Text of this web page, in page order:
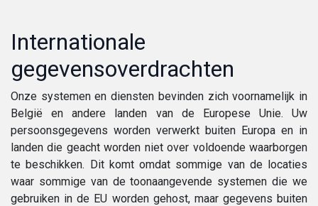
Internationale
gegevensoverdrachten
Onze systemen en diensten bevinden zich voornamelijk in
België en andere landen van de Europese Unie. Uw
persoonsgegevens worden verwerkt buiten Europa en in
landen die geacht worden niet over voldoende waarborgen
te beschikken. Dit komt omdat sommige van de locaties
waar sommige van de toonaangevende systemen die we
gebruiken in de EU worden gehost, maar gegevens buiten